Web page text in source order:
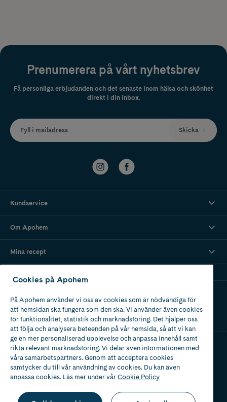
Prenumerera på vårt nyhetsbrev
Få personliga erbjudanden och det senaste inom hälsa och skönhet
direkt i din inbox.
Fyll i mailadress Skicka
Kundservice
Om Apohem
Mina recept
Apotek med tillstånd
av Läkemedelsverket
Cookies på Apohem
På Apohem använder vi oss av cookies som är nödvändiga för
att hemsidan ska fungera som den ska. Vi använder även cookies
för funktionalitet, statistik och marknadsföring. Det hjälper oss
att följa och analysera beteenden på vår hemsida, så att vi kan
ge en mer personaliserad upplevelse och anpassa innehåll samt
rikta relevant marknadsföring. Vi delar även informationen med
våra samarbetspartners. Genom att acceptera cookies
samtycker du till vår användning av cookies. Du kan även
anpassa cookies. Läs mer under vårCookie Policy